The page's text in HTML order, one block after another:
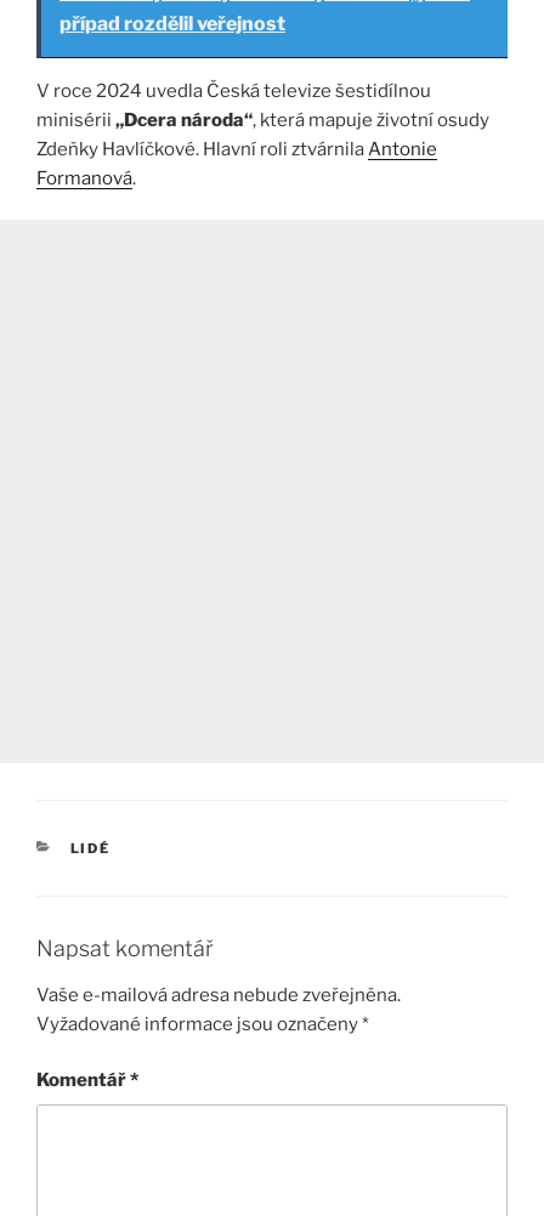
případ rozdělil veřejnost
V roce 2024 uvedla Česká televize šestidílnou
minisérii „Dcera národa“, která mapuje životní osudy
Zdeňky Havlíčkové. Hlavní roli ztvárnilaAntonie
Formanová.
RUBRIKY
LIDÉ
Napsat komentář
Vaše e-mailová adresa nebude zveřejněna.
Vyžadované informace jsou označeny*
Komentář*